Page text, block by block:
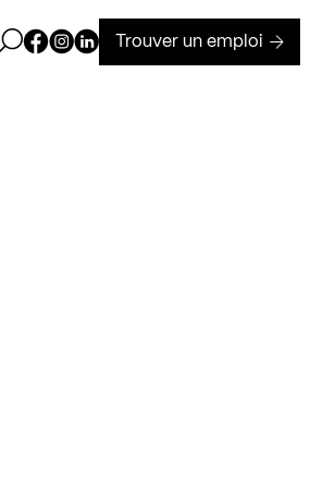
Ouvrir la barre de recherche
Page Facebook de Kollectif
Page Instagram de Kollectif
Page Linkedin de Kollectif
Trouver un emploi